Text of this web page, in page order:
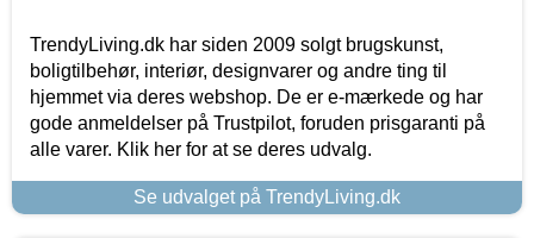
TrendyLiving.dk har siden 2009 solgt brugskunst,
boligtilbehør, interiør, designvarer og andre ting til
hjemmet via deres webshop. De er e-mærkede og har
gode anmeldelser på Trustpilot, foruden prisgaranti på
alle varer. Klik her for at se deres udvalg.
Se udvalget på TrendyLiving.dk